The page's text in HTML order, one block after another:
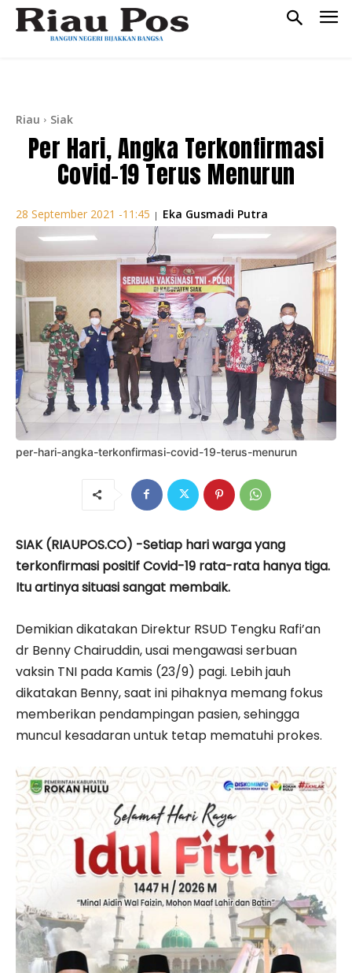
Riau Siak
Per Hari, Angka Terkonfirmasi
Covid-19 Terus Menurun
28 September 2021 -11:45 | Eka Gusmadi Putra
per-hari-angka-terkonfirmasi-covid-19-terus-menurun
SIAK (RIAUPOS.CO) -Setiap hari warga yang
terkonfirmasi positif Covid-19 rata-rata hanya tiga.
Itu artinya situasi sa­ngat membaik.
Demikian dikatakan Direktur RSUD Tengku Rafi’an
dr Benny Chairuddin, usai mengawasi serbuan
vaksin TNI pada Kamis (23/9) pagi. Lebih jauh
dikatakan Benny, saat ini pihaknya memang fokus
memberikan pendampingan pasien, sehingga
muncul kesadaran untuk tetap mematuhi prokes.